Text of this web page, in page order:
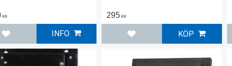
KR
Lägg till i favoriter
INFO
295 KR
Lägg till i favoriter
KÖP